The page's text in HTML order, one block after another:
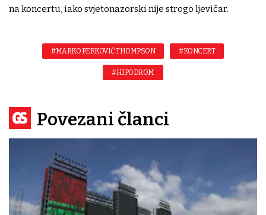
na koncertu, iako svjetonazorski nije strogo ljevičar.
#MARKO PERKOVIĆ THOMPSON #KONCERT
#HIPODROM
Povezani članci